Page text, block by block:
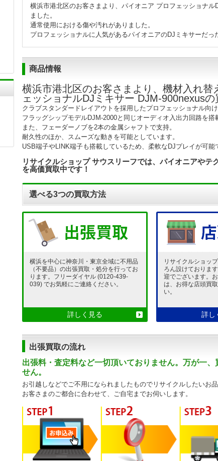
横浜市港北区のお客さまより、パイオニア プロフェッショナ
ました。
通常使用における傷や汚れがありました。
プロフェッショナルに人気があるパイオニアのDJミキサーだっ
商品情報
横浜市港北区のお客さまより、機材入れ
ェッショナルDJミキサー DJM-900nexusの
クラブスタンダードレイアウトを採用したプロフェッショナル向け
フラッグシップモデルDJM-2000と同じオーディオ入出力回路を搭
また、フェーダーノブを2本の金属シャフトで支持。
耐久性のほか、スムーズな動きを可能としています。
USB端子やLINK端子も搭載しているため、柔軟なDJプレイが可能
リサイクルショップ サウスリーフでは、パイオニアやテ
を高価買取中です！
選べる3つの買取方法
横浜を中心に神奈川・東京全域に不用品
（不要品）の出張買取・処分を行ってお
ります。フリーダイヤル (0120-439-
039) でお気軽にご連絡ください。
詳しく見る
リサイクルショッ
ろん設けておりま
迎でございます。
は、お得な店頭買
い。
詳し
出張買取の流れ
出張料・査定料など一切頂いておりません。万が一
せん。
お引越しなどでご不用になられましたものでリサイクルしたいお
お客さまのご都合に合わせて、ご自宅までお伺いします。